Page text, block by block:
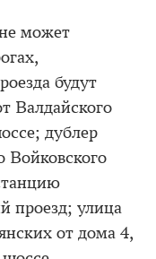
может
будут
Валдайского
дублер
Войковского
проезд; улица
от дома 4,